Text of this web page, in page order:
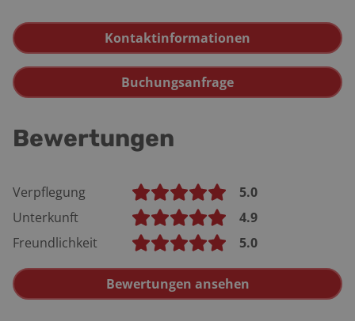
Kontaktinformationen
Buchungsanfrage
Bewertungen
Verpflegung
5.0
Unterkunft
4.9
Freundlichkeit
5.0
Bewertungen ansehen